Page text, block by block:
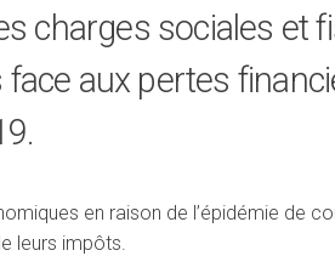
charges sociales et
aux pertes
en raison de l’épidémie de
leurs impôts.